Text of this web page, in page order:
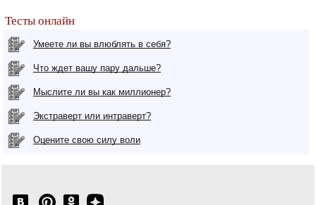
Тесты онлайн
Умеете ли вы влюблять в себя?
Что ждет вашу пару дальше?
Мыслите ли вы как миллионер?
Экстраверт или интраверт?
Оцените свою силу воли